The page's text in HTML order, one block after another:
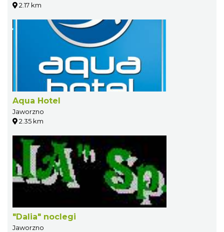
2.17 km
Aqua Hotel
Jaworzno
2.35 km
"Dalia" noclegi
Jaworzno